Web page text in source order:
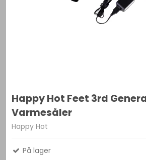
Happy Hot Feet 3rd
Varmesåler
Happy Hot
På lager